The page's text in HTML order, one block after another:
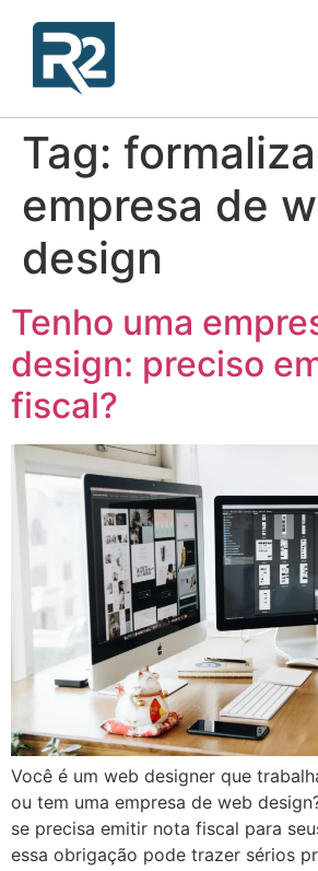
Tag:
empresa de
design
Tenho uma
design: preciso
fiscal?
Você é um web designer que
ou tem uma empresa de web
se precisa emitir nota fiscal para
essa obrigação pode trazer sérios